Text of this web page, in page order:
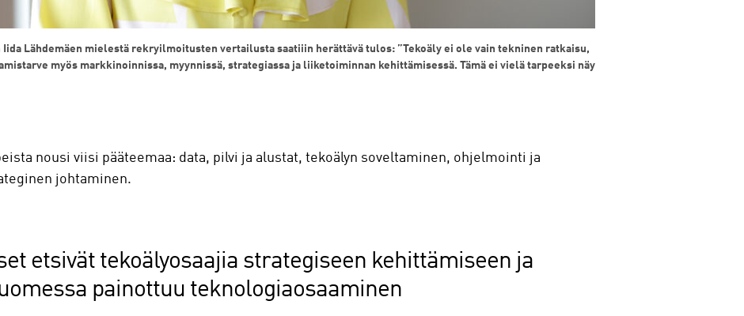
Lähdemäen mielestä rekryilmoitusten vertailusta saatiiin herättävä tulos: ”Tekoäly ei ole vain tekninen ratkaisu,
myös markkinoinnissa, myynnissä, strategiassa ja liiketoiminnan kehittämisessä. Tämä ei vielä tarpeeksi näy
nousi viisi pääteemaa: data, pilvi ja alustat, tekoälyn soveltaminen, ohjelmointi ja
johtaminen.
etsivät tekoälyosaajia strategiseen kehittämiseen ja
painottuu teknologiaosaaminen